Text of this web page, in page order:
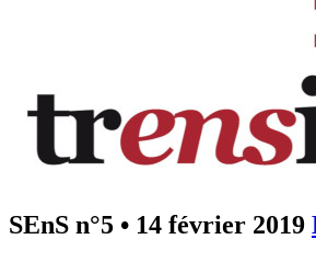
SEnS n°5 • 14 février 2019